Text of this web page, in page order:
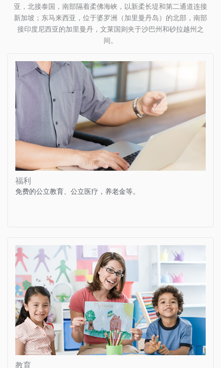
亚，北接泰国，南部隔着柔佛海峡，以新柔长堤和第二通道连接
新加坡；东马来西亚，位于婆罗洲（加里曼丹岛）的北部，南部
接印度尼西亚的加里曼丹，文莱国则夹于沙巴州和砂拉越州之
间。
福利
免费的公立教育、公立医疗，养老金等。
教育